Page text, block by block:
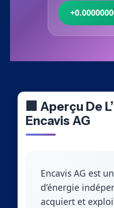
🏢 Aperçu De
Encavis AG
Encavis AG est
d’énergie
acquiert et